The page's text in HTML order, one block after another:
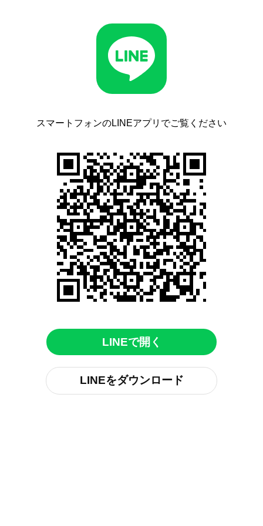
スマートフォンのLINEアプリでご覧ください
LINEで開く
LINEをダウンロード